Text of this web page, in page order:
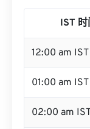
IST 时
12:00 am
01:00 am IST
02:00 am